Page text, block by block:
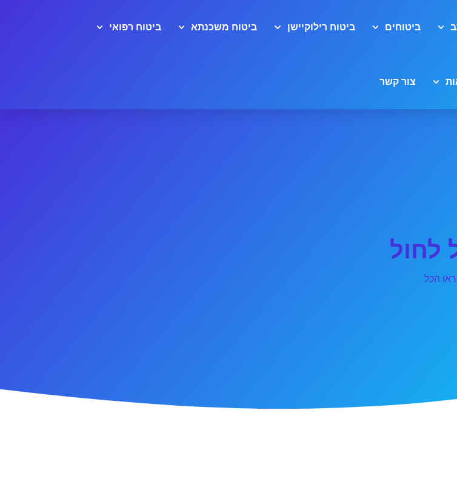
ביטוחים ביטוח רילוקיישן ביטוח משכנתא ביטוח רפואי
צור קשר
לחול
הכל